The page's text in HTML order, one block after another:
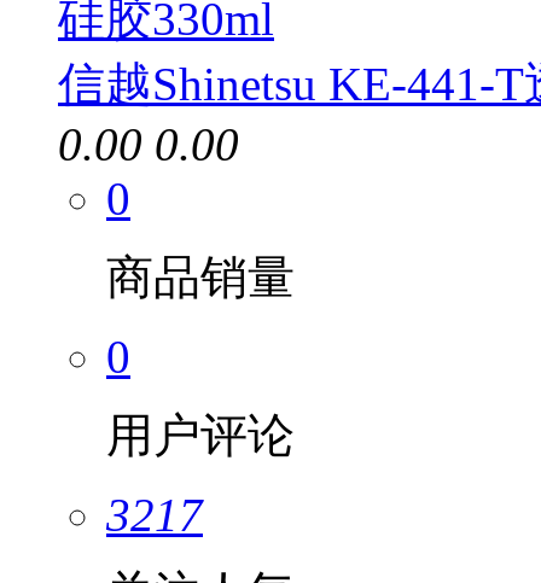
信越Shinetsu KE-441-
0.00 0.00
0
商品销量
0
用户评论
3217